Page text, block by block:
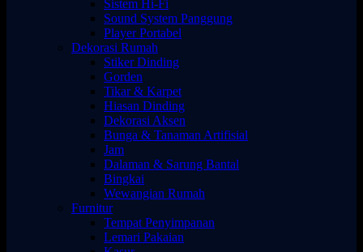
Sistem Hi-Fi
Sound System Panggung
Player Portabel
Dekorasi Rumah
Stiker Dinding
Gorden
Tikar & Karpet
Hiasan Dinding
Dekorasi Aksen
Bunga & Tanaman Artifisial
Jam
Dalaman & Sarung Bantal
Bingkai
Wewangian Rumah
Furnitur
Tempat Penyimpanan
Lemari Pakaian